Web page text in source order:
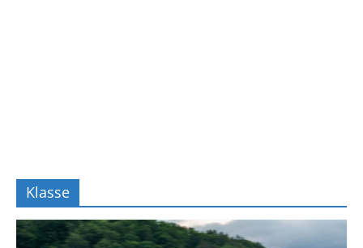
Klasse